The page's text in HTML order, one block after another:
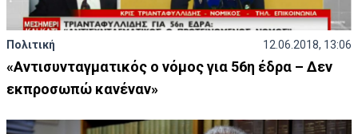
Πολιτική 12.06.2018, 13:06
«Αντισυνταγματικός ο νόμος για 56η έδρα – Δεν
εκπροσωπώ κανέναν»